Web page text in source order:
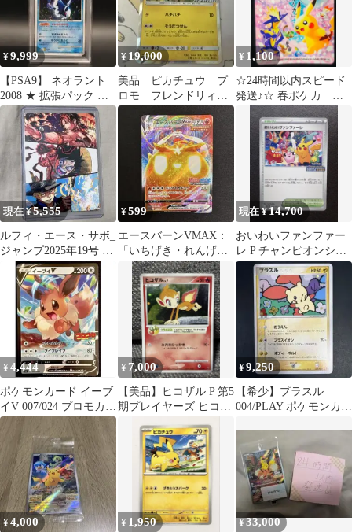
¥9,999
【PSA9】 ネオラント
2008 ★ 拡張パック 破
空の激闘 渦巻き ポケカ
¥ 19,000
美品 ピカチュウ プ
ロモ フレンドリィシ
ョップ 227/SM-P
¥ 1,100
☆24時間以内スピード
発送♪☆ 春ポケカ ス
テッカー
現在 ¥5,555
ルフィ・エース・サボ_
ジャンプ2025年19号 応
募者全員サービス_プロ
¥599
エースバーンVMAX：
「いちげき・れんげき
スタートダッシュキャ
ンペーン」④
現在 ¥14,700
おいわいファンファー
レ P チャンピオンシッ
プ 2025年シーズン
¥ 4,444
ポケモンカード イーブ
イV 007/024 プロモカー
ド
¥ 7,000
【美品】ヒコザル P 第5
期プレイヤーズ ヒコザ
¥9,250
【希少】プラスル
004/PLAY ポケモンカー
¥4,000 ¥ 1,950 ¥33,000